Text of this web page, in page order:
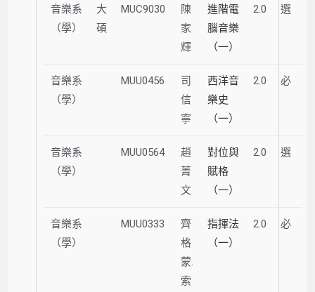
音樂系
（學）
大
碩
MUC9030
陳
家
輝
進階電
腦音樂
（一）
2.0 選
音樂系
（學）
MUU0456
司
信
寧
西洋音
樂史
（一）
2.0 必
音樂系
（學）
MUU0564
趙
菁
文
對位與
賦格
（一）
2.0 選
音樂系
（學）
MUU0333
齊
格
蒙.
索
指揮法
（一）
2.0 必